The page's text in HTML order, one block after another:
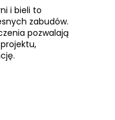
i bieli to
zabudów.
pozwalają